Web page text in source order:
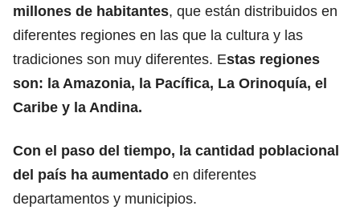
millones de habitantes, que están distribuidos en
diferentes regiones en las que la cultura y las
tradiciones son muy diferentes. Estas regiones
son: la Amazonia, la Pacífica, La Orinoquía, el
Caribe y la Andina.
Con el paso del tiempo, la cantidad poblacional
del país ha aumentado en diferentes
departamentos y municipios.